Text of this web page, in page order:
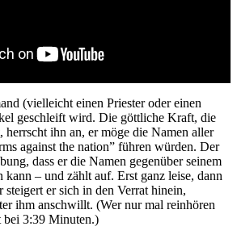
(vielleicht einen Priester oder einen
geschleift wird. Die göttliche Kraft, die
herrscht ihn an, er möge die Namen aller
against the nation” führen würden. Der
dass er die Namen gegenüber seinem
kann – und zählt auf. Erst ganz leise, dann
er sich in den Verrat hinein,
ihm anschwillt. (Wer nur mal reinhören
3:39 Minuten.)